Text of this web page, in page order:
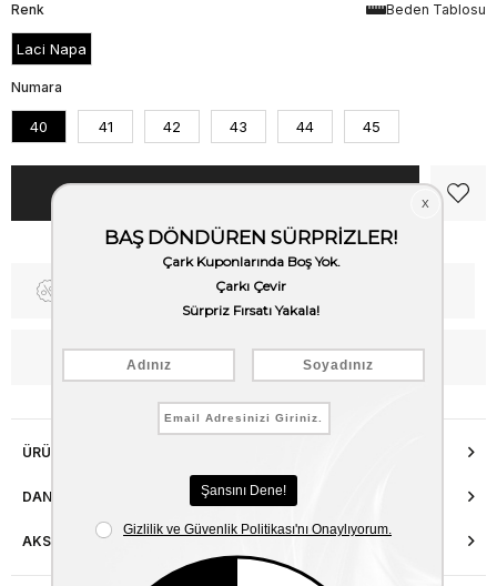
Beden Tablosu
Renk
Laci Napa
Numara
40 41 42 43 44 45
Fiyat Düşünce Haber Ver
WhatsApp’tan Bilgi Al
ÜRÜN ÖZELLIKLERI
DANIŞMA HATTI
AKSESUAR ONARIMI